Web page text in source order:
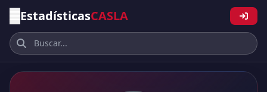
EstadísticasCASLA